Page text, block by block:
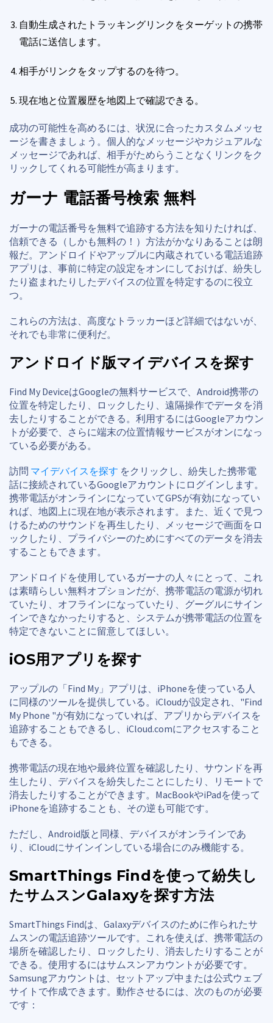
自動生成されたトラッキングリンクをターゲットの携帯
電話に送信します。
相手がリンクをタップするのを待つ。
現在地と位置履歴を地図上で確認できる。
成功の可能性を高めるには、状況に合ったカスタムメッセ
ージを書きましょう。個人的なメッセージやカジュアルな
メッセージであれば、相手がためらうことなくリンクをク
リックしてくれる可能性が高まります。
ガーナ 電話番号検索 無料
ガーナの電話番号を無料で追跡する方法を知りたければ、
信頼できる（しかも無料の！）方法がかなりあることは朗
報だ。アンドロイドやアップルに内蔵されている電話追跡
アプリは、事前に特定の設定をオンにしておけば、紛失し
たり盗まれたりしたデバイスの位置を特定するのに役立
つ。
これらの方法は、高度なトラッカーほど詳細ではないが、
それでも非常に便利だ。
アンドロイド版マイデバイスを探す
Find My DeviceはGoogleの無料サービスで、Android携帯の
位置を特定したり、ロックしたり、遠隔操作でデータを消
去したりすることができる。利用するにはGoogleアカウン
トが必要で、さらに端末の位置情報サービスがオンになっ
ている必要がある。
訪問 マイデバイスを探す をクリックし、紛失した携帯電
話に接続されているGoogleアカウントにログインします。
携帯電話がオンラインになっていてGPSが有効になってい
れば、地図上に現在地が表示されます。また、近くで見つ
けるためのサウンドを再生したり、メッセージで画面をロ
ックしたり、プライバシーのためにすべてのデータを消去
することもできます。
アンドロイドを使用しているガーナの人々にとって、これ
は素晴らしい無料オプションだが、携帯電話の電源が切れ
ていたり、オフラインになっていたり、グーグルにサイン
インできなかったりすると、システムが携帯電話の位置を
特定できないことに留意してほしい。
iOS用アプリを探す
アップルの「Find My」アプリは、iPhoneを使っている人
に同様のツールを提供している。iCloudが設定され、"Find
My Phone "が有効になっていれば、アプリからデバイスを
追跡することもできるし、iCloud.comにアクセスすること
もできる。
携帯電話の現在地や最終位置を確認したり、サウンドを再
生したり、デバイスを紛失したことにしたり、リモートで
消去したりすることができます。MacBookやiPadを使って
iPhoneを追跡することも、その逆も可能です。
ただし、Android版と同様、デバイスがオンラインであ
り、iCloudにサインインしている場合にのみ機能する。
SmartThings Findを使って紛失し
たサムスンGalaxyを探す方法
SmartThings Findは、Galaxyデバイスのために作られたサ
ムスンの電話追跡ツールです。これを使えば、携帯電話の
場所を確認したり、ロックしたり、消去したりすることが
できる。使用するにはサムスンアカウントが必要です。
Samsungアカウントは、セットアップ中または公式ウェブ
サイトで作成できます。動作させるには、次のものが必要
です：